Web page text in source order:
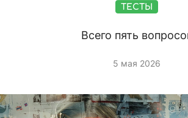
ТЕСТЫ
Всего пять
5 мая 2026